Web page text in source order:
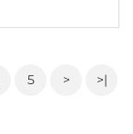
5 > >|